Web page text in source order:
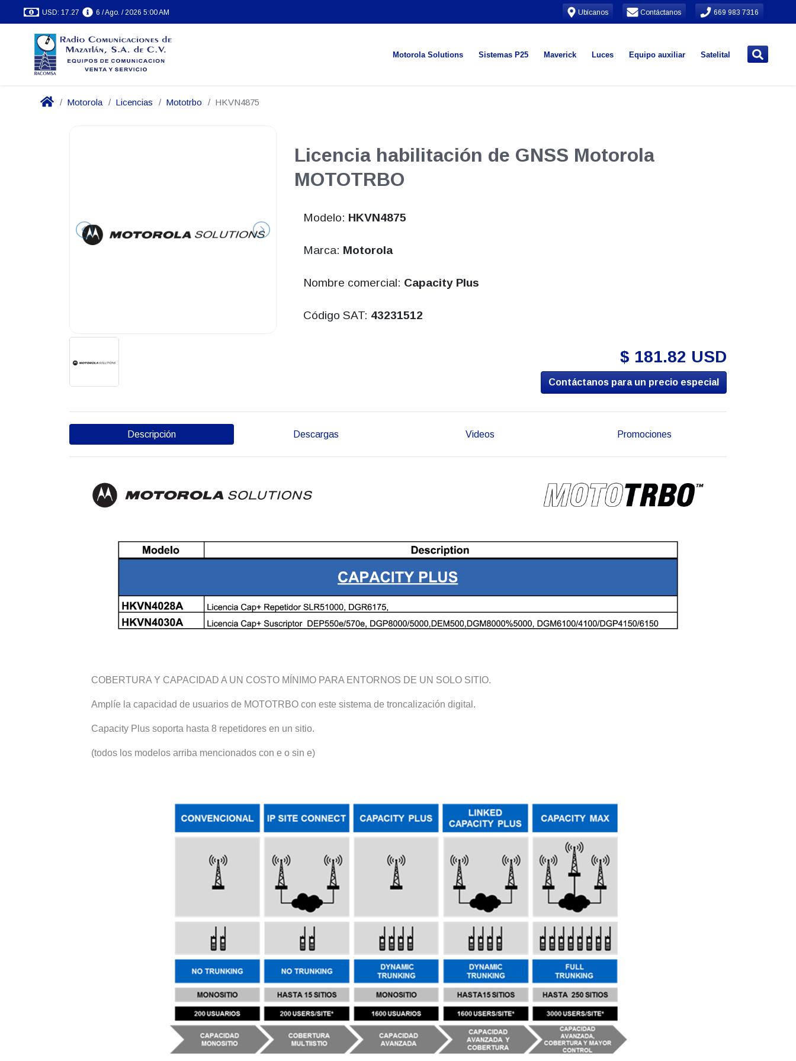
USD: 17.27 6 / Ago. / 2026 5:00 AM Ubícanos Contáctanos 669 983 7316
Motorola Solutions Sistemas P25 Maverick Luces Equipo auxiliar Satelital
Motorola Licencias Mototrbo HKVN4875
Licencia habilitación de GNSS Motorola
MOTOTRBO
Modelo: HKVN4875
Marca: Motorola
Nombre comercial: Capacity Plus
Código SAT: 43231512
$ 181.82 USD
Contáctanos para un precio especial
Descripción Descargas Videos Promociones
COBERTURA Y CAPACIDAD A UN COSTO MÍNIMO PARA ENTORNOS DE UN SOLO SITIO.
Amplíe la capacidad de usuarios de MOTOTRBO con este sistema de troncalización digital.
Capacity Plus soporta hasta 8 repetidores en un sitio.
(todos los modelos arriba mencionados con e o sin e)